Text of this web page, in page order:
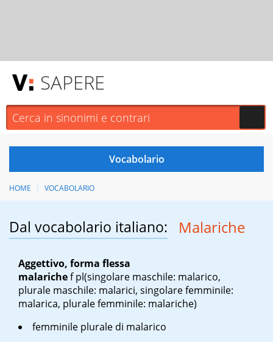
SAPERE
HOME VOCABOLARIO
Dal vocabolario italiano: Malariche
Aggettivo, forma flessa
malarichef pl(singolare maschile: malarico,
plurale maschile: malarici, singolare femminile:
malarica, plurale femminile: malariche)
femminile plurale di malarico